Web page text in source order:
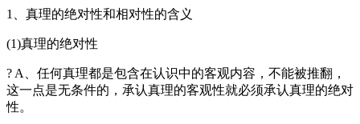
1、真理的绝对性和相对性的含义
(1)真理的绝对性
? A、任何真理都是包含在认识中的客观内容，不能被推翻，
这一点是无条件的，承认真理的客观性就必须承认真理的绝对
性。